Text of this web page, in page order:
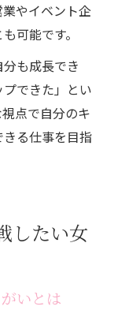
やイベント企
可能です。
も成長でき
できた」とい
点で自分のキ
る仕事を目指
したい女
いとは